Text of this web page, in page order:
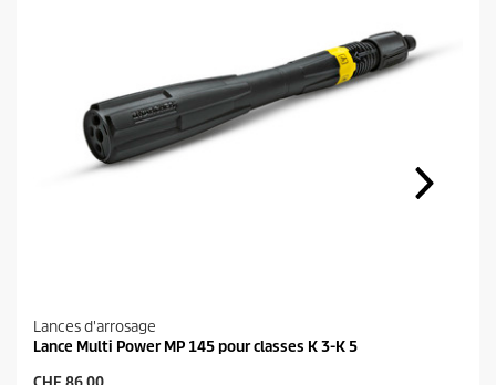
Lances d'arrosage
Lance Multi Power MP 145 pour classes K 3-K 5
P